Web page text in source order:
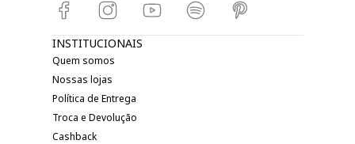
INSTITUCIONAIS
Quem somos
Nossas lojas
Política de Entrega
Troca e Devolução
Cashback